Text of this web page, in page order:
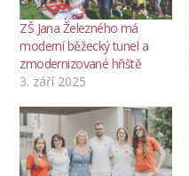
ZŠ Jana Železného má
moderní běžecký tunel a
zmodernizované hřiště
3. září 2025